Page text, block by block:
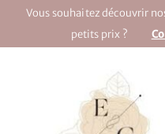
Passer
contenu
Vous souhaitez découvrir
petits prix ?